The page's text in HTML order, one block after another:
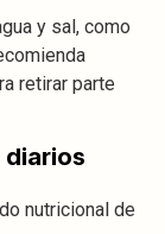
y sal, como
retirar parte
diarios
nutricional de